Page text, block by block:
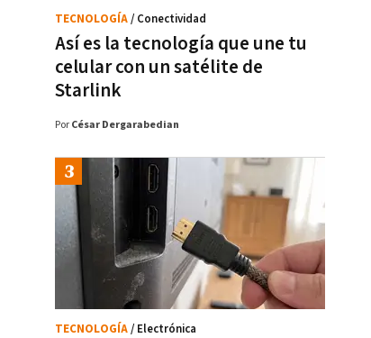
Así es la tecnología que une tu
celular con un satélite de
Starlink
TECNOLOGÍA/ Conectividad
Por César Dergarabedian
TECNOLOGÍA/ Electrónica